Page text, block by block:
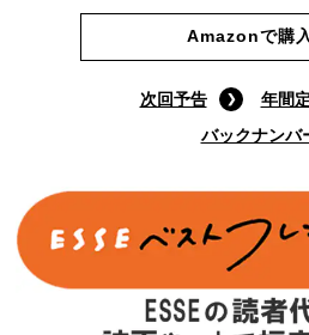
Amazonで購
次回予告
年間
バックナンバ